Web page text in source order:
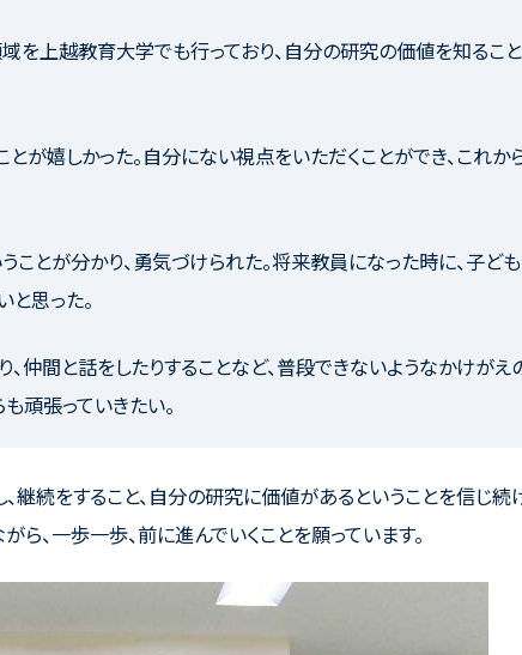
を上越教育大学でも行っており、自分の研究の価値を知るこ
が嬉しかった。自分にない視点をいただくことができ、これか
ことが分かり、勇気づけられた。将来教員になった時に、子ども
思った。
仲間と話をしたりすることなど、普段できないようなかけがえ
頑張っていきたい。
継続をすること、自分の研究に価値があるということを信じ続
、一歩一歩、前に進んでいくことを願っています。